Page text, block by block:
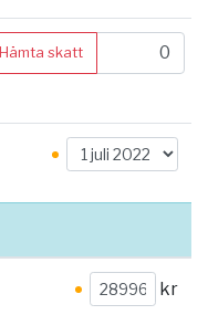
Hämta skatt
kr